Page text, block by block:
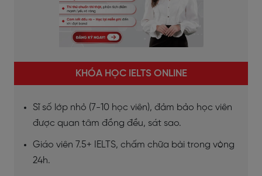
KHÓA HỌC IELTS ONLINE
Sĩ số lớp nhỏ (7-10 học viên), đảm bảo học viên
được quan tâm đồng đều, sát sao.
Giáo viên 7.5+ IELTS, chấm chữa bài trong vòng
24h.